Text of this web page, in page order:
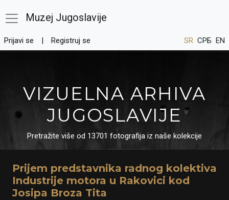
Muzej Jugoslavije
Prijavi se Registruj se SR СРБ EN
VIZUELNA ARHIVA
JUGOSLAVIJE
Pretražite više od 13701 fotografija iz naše kolekcije
Prijem predstavnika radnog kolektiva
Industrije motora u Rakovici kod
Josipa Broza Tita